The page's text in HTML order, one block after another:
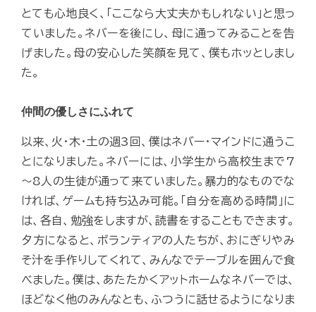
とても心地良く、「ここなら大丈夫かもしれない」と思っ
ていました。ネバーを後にし、母に通ってみることを告
げました。母の安心した笑顔を見て、僕もホッとしまし
た。
仲間の優しさにふれて
以来、火・木・土の週3回、僕はネバー・マインドに通うこ
とになりました。ネバーには、小学生から高校生まで7
～8人の生徒が通って来ていました。暴力的なものでな
ければ、ゲームも持ち込み可能。「自分を高める時間」に
は、各自、勉強をしますが、読書をすることもできます。
夕方になると、ボランティアの人たちが、おにぎりやみ
そ汁を手作りしてくれて、みんなでテーブルを囲んで食
べました。僕は、あたたかくアットホームなネバーでは、
ほどなく他のみんなとも、ふつうに話せるようになりま